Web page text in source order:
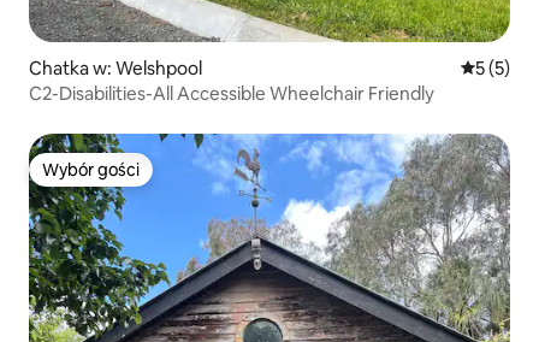
Chatka w: Welshpool Średnia
5 (5)
C2-Disabilities-All Accessible Wheelchair Friendly
Wybór gości
Wybór gości